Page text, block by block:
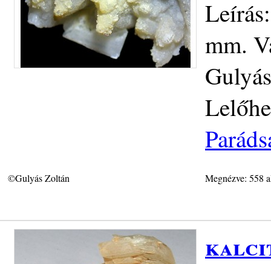
mm.
©Gulyás Zoltán Megnézve: 558